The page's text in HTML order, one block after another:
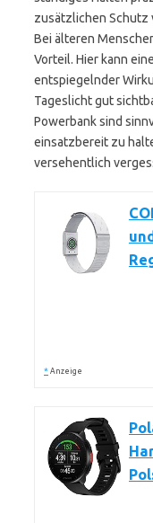
zusätzlichen Schutz
Bei älteren
Vorteil. Hier kann
entspiegelnder
Tageslicht gut
Powerbank sind
einsatzbereit zu
versehentlich
* Anzeige